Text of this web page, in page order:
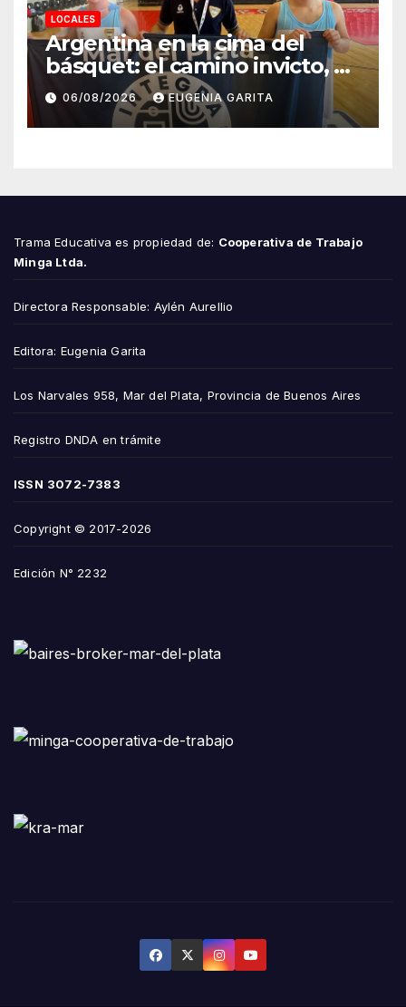
LOCALES
Argentina en la cima del
básquet: el camino invicto, el
esfuerzo familiar y la jugada
que valió un Mundial
06/08/2026 EUGENIA GARITA
Trama Educativa es propiedad de: Cooperativa de Trabajo
Minga Ltda.
Directora Responsable: Aylén Aurellio
Editora: Eugenia Garita
Los Narvales 958, Mar del Plata, Provincia de Buenos Aires
Registro DNDA en trámite
ISSN 3072-7383
Copyright © 2017-2026
Edición N° 2232